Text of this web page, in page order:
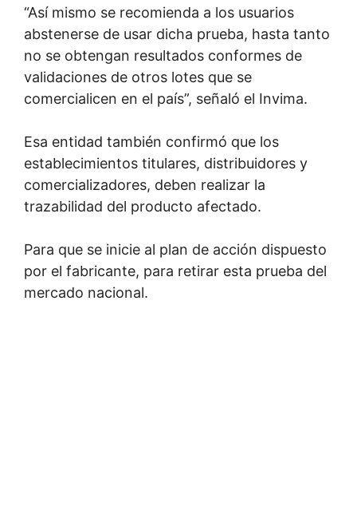
“Así mismo se recomienda a los usuarios
abstenerse de usar dicha prueba, hasta tanto
no se obtengan resultados conformes de
validaciones de otros lotes que se
comercialicen en el país”, señaló el Invima.
Esa entidad también confirmó que los
establecimientos titulares, distribuidores y
comercializadores, deben realizar la
trazabilidad del producto afectado.
Para que se inicie al plan de acción dispuesto
por el fabricante, para retirar esta prueba del
mercado nacional.